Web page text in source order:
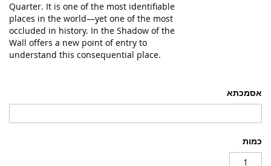
אסמכתא
כמות
Quarter. It is one of the most identifiable
places in the world—yet one of the most
occluded in history. In the Shadow of the
Wall offers a new point of entry to
understand this consequential place.